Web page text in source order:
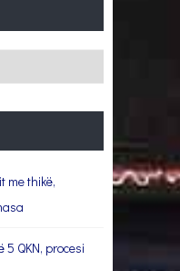
me thikë,
5 QKN, procesi